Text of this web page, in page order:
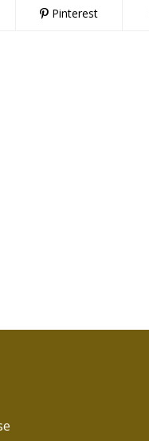
Pinterest